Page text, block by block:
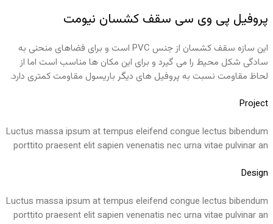
پروفیل پی وی سی سقف کشسان نیومت
این سازه سقف کشسان از جنس PVC است و برای فضاهای منحنی به
سادگی شکل محیط را می گیرد و برای این مکان ها مناسب است اما از
لحاظ مقاومت نسبت به پروفیل های دیگر باریسول مقاومت کمتری دارد.
Project
Luctus massa ipsum at tempus eleifend congue lectus bibendum
porttito praesent elit sapien venenatis nec urna vitae pulvinar an
Design
Luctus massa ipsum at tempus eleifend congue lectus bibendum
porttito praesent elit sapien venenatis nec urna vitae pulvinar an